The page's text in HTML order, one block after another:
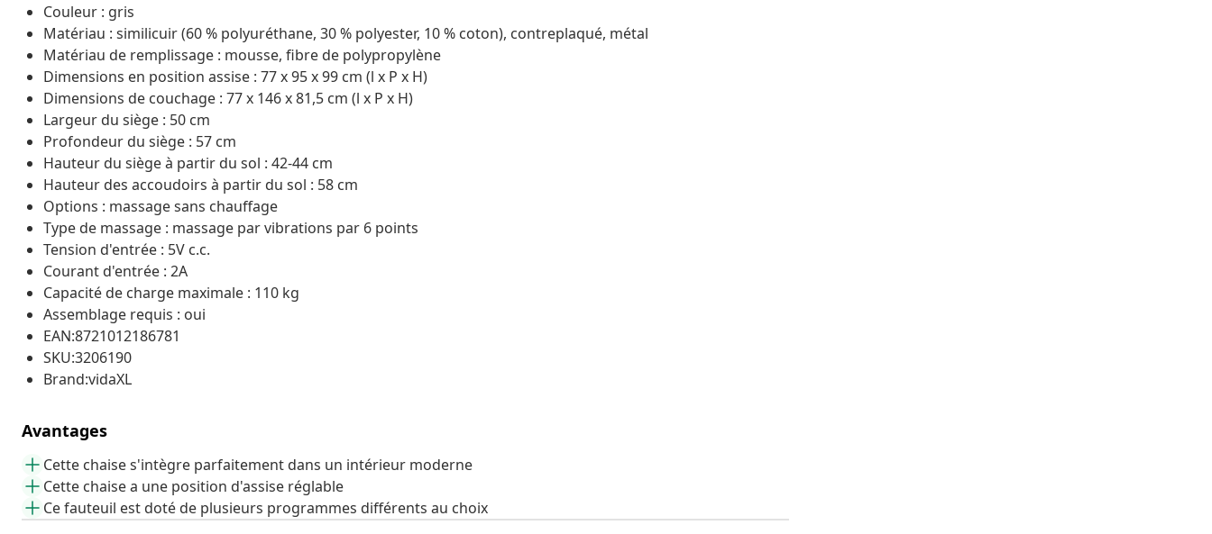
Couleur : gris
Matériau : similicuir (60 % polyuréthane, 30 % polyester, 10 % coton), contreplaqué, métal
Matériau de remplissage : mousse, fibre de polypropylène
Dimensions en position assise : 77 x 95 x 99 cm (l x P x H)
Dimensions de couchage : 77 x 146 x 81,5 cm (l x P x H)
Largeur du siège : 50 cm
Profondeur du siège : 57 cm
Hauteur du siège à partir du sol : 42-44 cm
Hauteur des accoudoirs à partir du sol : 58 cm
Options : massage sans chauffage
Type de massage : massage par vibrations par 6 points
Tension d'entrée : 5V c.c.
Courant d'entrée : 2A
Capacité de charge maximale : 110 kg
Assemblage requis : oui
EAN:8721012186781
SKU:3206190
Brand:vidaXL
Avantages
Cette chaise s'intègre parfaitement dans un intérieur moderne
Cette chaise a une position d'assise réglable
Ce fauteuil est doté de plusieurs programmes différents au choix